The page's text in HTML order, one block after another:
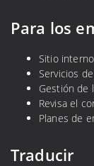
Para los
Sitio
Servicios
Gestión de
Revisa el
Planes de
Traducir